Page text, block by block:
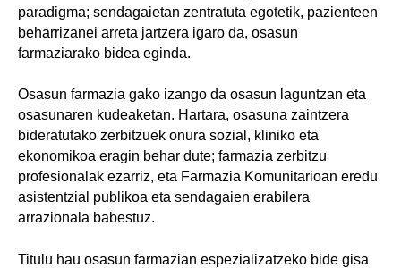
paradigma; sendagaietan zentratuta egotetik, pazienteen
beharrizanei arreta jartzera igaro da, osasun
farmaziarako bidea eginda.
Osasun farmazia gako izango da osasun laguntzan eta
osasunaren kudeaketan. Hartara, osasuna zaintzera
bideratutako zerbitzuek onura sozial, kliniko eta
ekonomikoa eragin behar dute; farmazia zerbitzu
profesionalak ezarriz, eta Farmazia Komunitarioan eredu
asistentzial publikoa eta sendagaien erabilera
arrazionala babestuz.
Titulu hau osasun farmazian espezializatzeko bide gisa